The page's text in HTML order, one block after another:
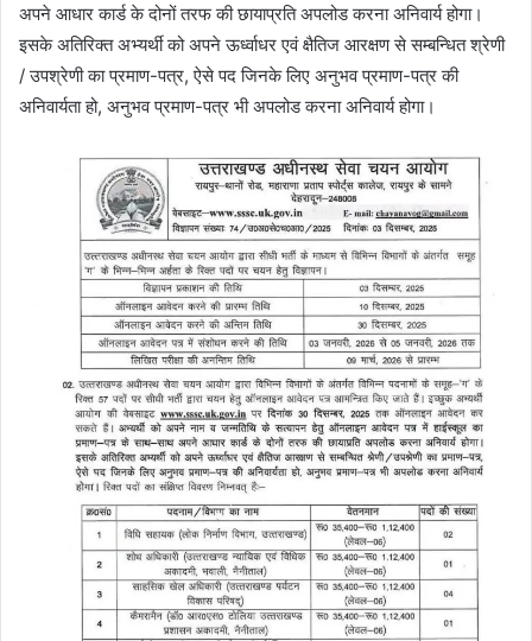
अपने आधार कार्ड के दोनों तरफ की छायाप्रति अपलोड करना अनिवार्य होगा।
इसके अतिरिक्त अभ्यर्थी को अपने ऊर्ध्वाधर एवं क्षैतिज आरक्षण से सम्बन्धित श्रेणी
/ उपश्रेणी का प्रमाण-पत्र, ऐसे पद जिनके लिए अनुभव प्रमाण-पत्र की
अनिवार्यता हो, अनुभव प्रमाण-पत्र भी अपलोड करना अनिवार्य होगा।